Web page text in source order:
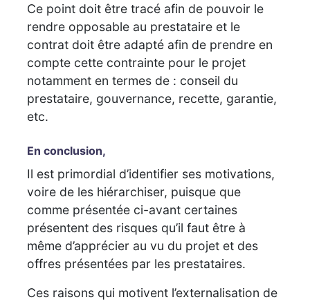
Ce point doit être tracé afin de pouvoir le
rendre opposable au prestataire et le
contrat doit être adapté afin de prendre en
compte cette contrainte pour le projet
notamment en termes de : conseil du
prestataire, gouvernance, recette, garantie,
etc.
En conclusion,
Il est primordial d’identifier ses motivations,
voire de les hiérarchiser, puisque que
comme présentée ci-avant certaines
présentent des risques qu’il faut être à
même d’apprécier au vu du projet et des
offres présentées par les prestataires.
Ces raisons qui motivent l’externalisation de